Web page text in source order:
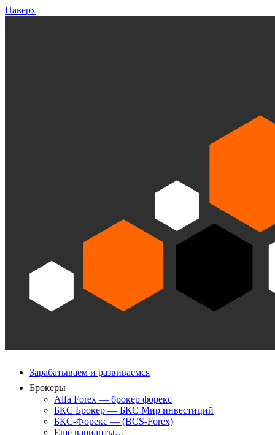
Наверх
Зарабатываем и развиваемся
Брокеры
Alfa Forex — брокер форекс
БКС Брокер — БКС Мир инвестиций
БКС-Форекс — (BCS-Forex)
Ещё варианты…